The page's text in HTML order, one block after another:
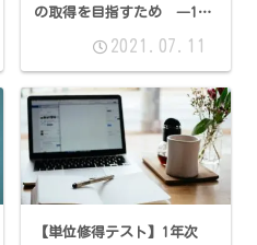
の取得を目指すため ―1年
2021.07.11
【単位修得テスト】1年次